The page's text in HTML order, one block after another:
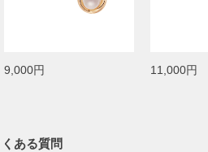
9,000円 11,000円
くある質問